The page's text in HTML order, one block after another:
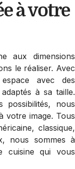
à votre
aux dimensions
le réaliser. Avec
avec des
à sa taille.
nous
votre image. Tous
classique,
nous sommes à
cuisine qui vous